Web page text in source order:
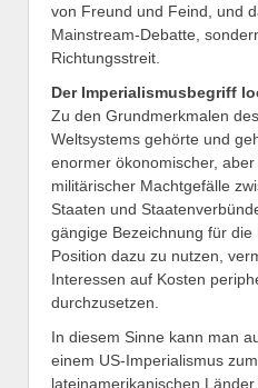
von Freund und Feind, und
Mainstream-Debatte,
Richtungsstreit.
Der Imperialismusbegriff
Zu den Grundmerkmalen
Weltsystems gehörte und
enormer ökonomischer,
militärischer Machtgefälle
Staaten und
gängige Bezeichnung für
Position dazu zu nutzen,
Interessen auf Kosten
durchzusetzen.
In diesem Sinne kann man
einem US-Imperialismus
lateinamerikanischen